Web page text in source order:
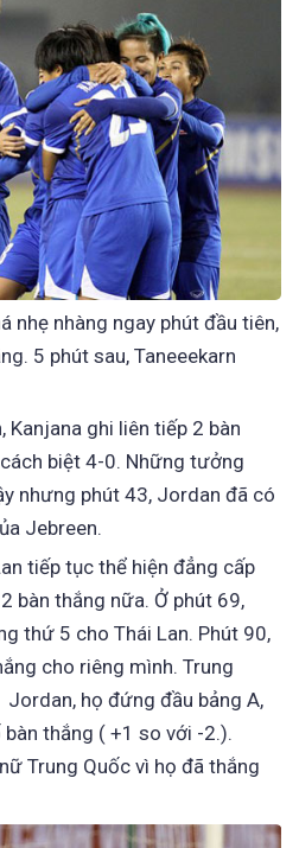
nhẹ nhàng ngay phút đầu tiên,
5 phút sau, Taneeekarn
Kanjana ghi liên tiếp 2 bàn
biệt 4-0. Những tưởng
nhưng phút 43, Jordan đã có
Jebreen.
tiếp tục thể hiện đẳng cấp
bàn thắng nữa. Ở phút 69,
thứ 5 cho Thái Lan. Phút 90,
cho riêng mình. Trung
Jordan, họ đứng đầu bảng A,
thắng ( +1 so với -2.).
Trung Quốc vì họ đã thắng